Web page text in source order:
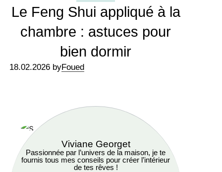
Le Feng Shui appliqué à la
chambre : astuces pour
bien dormir
18.02.2026 byFoued
Viviane Georget
Passionnée par l’univers de la maison, je te
fournis tous mes conseils pour créer l’intérieur
de tes rêves !